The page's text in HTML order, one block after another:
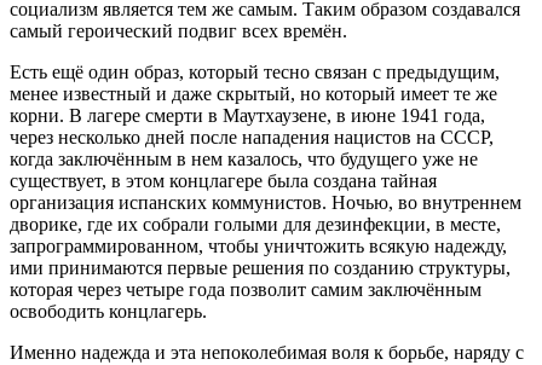
социализм является тем же самым. Таким образом создавался
самый героический подвиг всех времён.
Есть ещё один образ, который тесно связан с предыдущим,
менее известный и даже скрытый, но который имеет те же
корни. В лагере смерти в Маутхаузене, в июне 1941 года,
через несколько дней после нападения нацистов на СССР,
когда заключённым в нем казалось, что будущего уже не
существует, в этом концлагере была создана тайная
организация испанских коммунистов. Ночью, во внутреннем
дворике, где их собрали голыми для дезинфекции, в месте,
запрограммированном, чтобы уничтожить всякую надежду,
ими принимаются первые решения по созданию структуры,
которая через четыре года позволит самим заключённым
освободить концлагерь.
Именно надежда и эта непоколебимая воля к борьбе, наряду с